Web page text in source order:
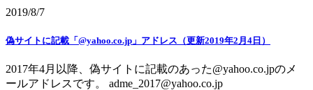
2019/8/7
偽サイトに記載「@yahoo.co.jp」アドレス（更新2019年2月4日）
2017年4月以降、偽サイトに記載のあった@yahoo.co.jpのメ
ールアドレスです。 adme_2017@yahoo.co.jp